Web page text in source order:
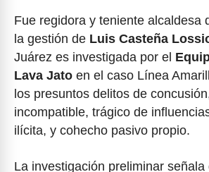
Fue regidora y teniente alcaldesa
la gestión de Luis Casteña
Juárez es investigada por el
Lava Jato en el caso Línea
los presuntos delitos de
incompatible, trágico de
ilícita, y cohecho pasivo propio.
La investigación preliminar señala